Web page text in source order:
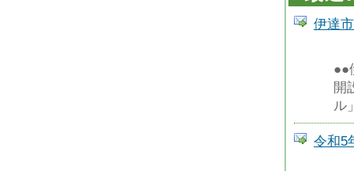
伊達
●●
開
ル
令和5